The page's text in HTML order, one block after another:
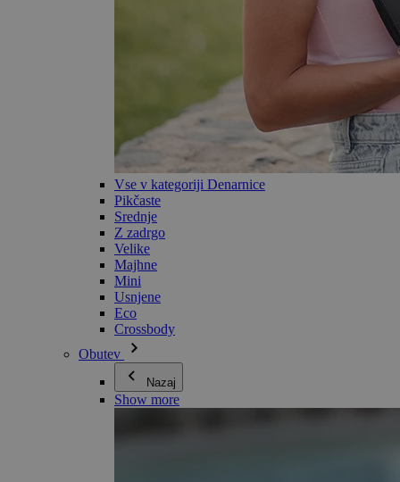
Vse v kategoriji Denarnice
Pikčaste
Srednje
Z zadrgo
Velike
Majhne
Mini
Usnjene
Eco
Crossbody
Obutev
Nazaj
Show more